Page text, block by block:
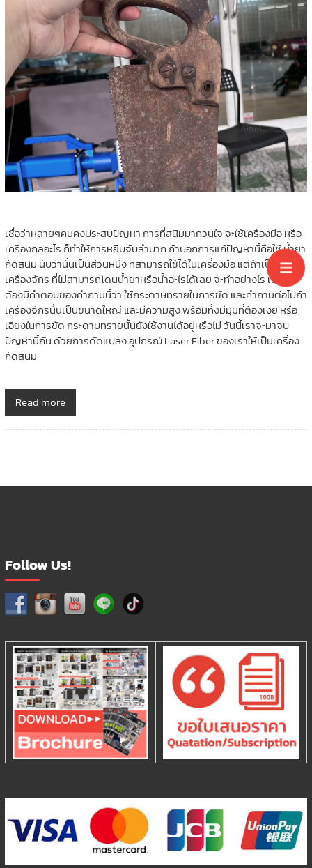
เชื่อว่าหลายๆคนคงประสบปัญหา การที่สนิมมากวนใจ จะใช้เครื่องมือ หรือ
เครื่องกลอะไร ก็ทำให้การหยิบจับลำบาก ถ้าบอกการแก้ปัญหานี้คือใช้ น้ำยา
กัดสนิม นับว่านั่นเป็นส่วนหนึ่ง ที่สามารถใช้ได้ในเครื่องมือ แต่ถ้าเป็น
เครื่องจักร ที่ไม่สามารถโดนน้ำยาหรือน้ำอะไรได้เลย จะทำอย่างไร เชื่อว่า
ต้องมีคำตอบของคำถามนี้ว่า ใช้กระดาษทรายในการขัด และคำถามต่อไปถ้า
เครื่องจักรนั้นเป็นขนาดใหญ่ และมีความสูง พร้อมทั้งมีมุมที่ต้องเงย หรือ
เอียงในการขัด กระดาษทรายนั้นยังใช้งานได้อยู่หรือไม่ วันนี้เราจะมาจบ
ปัญหานี้กัน ด้วยการดัดแปลง อุปกรณ์ Laser Fiber ของเราให้เป็นเครื่อง
กัดสนิม
Read more
Follow Us!